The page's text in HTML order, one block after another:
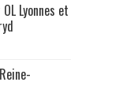
Lyonnes et